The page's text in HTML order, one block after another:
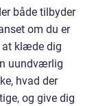
både tilbyder
om du er
at klæde dig
uundværlig
hvad der
og give dig